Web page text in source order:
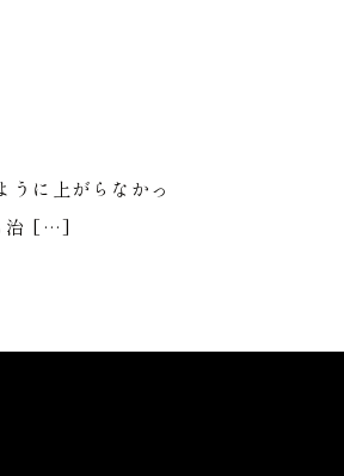
うに上がらなかっ
治 […]